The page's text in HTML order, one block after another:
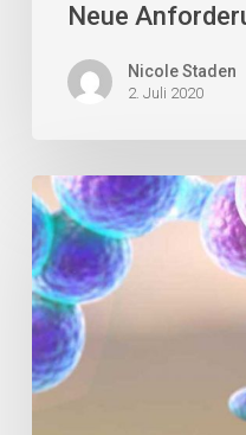
Neue
Nicole Staden
2. Juli 2020
Jetzt
NEU:
FOODSensor
CANDIDA
&
LEAKY
GUT